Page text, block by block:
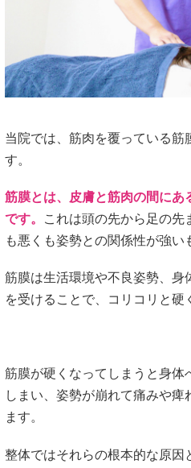
当院では、筋肉を覆っている筋
す。
筋膜とは、皮膚と筋肉の間にあ
です。
これは頭の先から足の先
も悪くも姿勢との関係性が強い
筋膜は生活環境や不良姿勢、身
を受けることで、コリコリと硬
筋膜が硬くなってしまうと身体
しまい、姿勢が崩れて痛みや
ます。
整体ではそれらの根本的な原因